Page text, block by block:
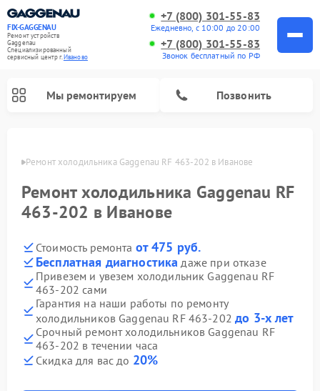
FIX-GAGGENAU
Ремонт устройств
Gaggenau
Специализированный
cервисный центр г.Иваново
+7 (800) 301-55-83
Ежедневно, с 10:00 до 20:00
+7 (800) 301-55-83
Звонок бесплатный по РФ
Мы ремонтируем Позвонить
Ремонт холодильника Gaggenau RF 463-202 в Иванове
Ремонт холодильника Gaggenau RF
463-202 в Иванове
Стоимость ремонта от 475 руб.
Бесплатная диагностика даже при отказе
Привезем и увезем холодильник Gaggenau RF
463-202 сами
Гарантия на наши работы по ремонту
холодильников Gaggenau RF 463-202до 3-х лет
Срочный ремонт холодильников Gaggenau RF
463-202 в течении часа
Скидка для вас до 20%